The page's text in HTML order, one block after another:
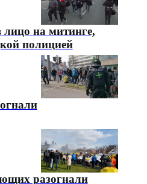
на митинге,
полицией
разогнали